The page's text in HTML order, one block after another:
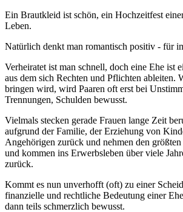
Ein Brautkleid ist schön, ein Hochzeitfest
Leben.
Natürlich denkt man romantisch positiv - für
Verheiratet ist man schnell, doch eine Ehe ist
aus dem sich Rechten und Pflichten ableiten.
bringen wird, wird Paaren oft erst bei
Trennungen, Schulden bewusst.
Vielmals stecken gerade Frauen lange Zeit
aufgrund der Familie, der Erziehung von
Angehörigen zurück und nehmen den
und kommen ins Erwerbsleben über viele
zurück.
Kommt es nun unverhofft (oft) zu einer
finanzielle und rechtliche Bedeutung einer
dann teils schmerzlich bewusst.